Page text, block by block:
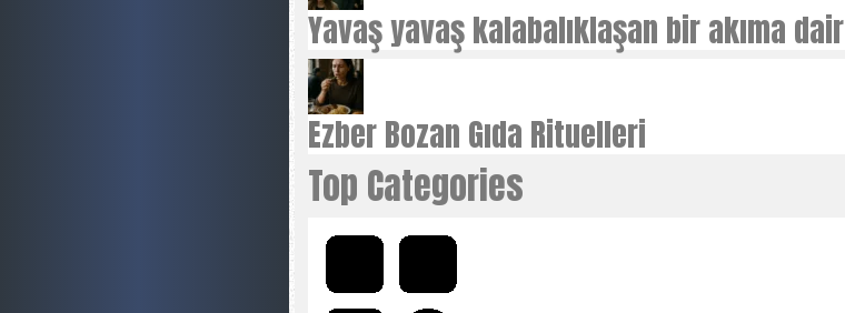
Yavaş yavaş kalabalıklaşan bir akıma dair
Ezber Bozan Gıda Rituelleri
Top Categories